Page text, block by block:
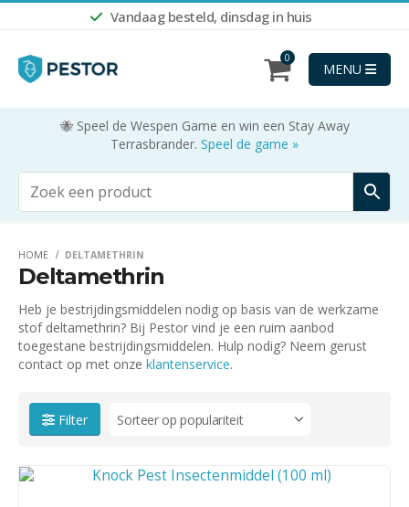
Vandaag besteld, dinsdag in huis
0
MENU
🐝 Speel de Wespen Game en win een Stay Away
Terrasbrander. Speel de game »
HOME DELTAMETHRIN
Deltamethrin
Heb je bestrijdingsmiddelen nodig op basis van de werkzame
stof deltamethrin? Bij Pestor vind je een ruim aanbod
toegestane bestrijdingsmiddelen. Hulp nodig? Neem gerust
contact op met onze klantenservice.
Filter